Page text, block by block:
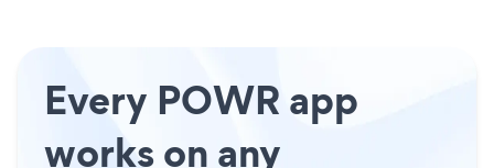
Every POWR app
works on any